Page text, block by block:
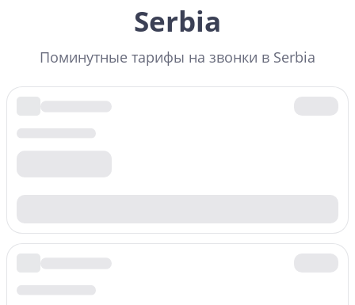
Serbia
Поминутные тарифы на звонки в Serbia